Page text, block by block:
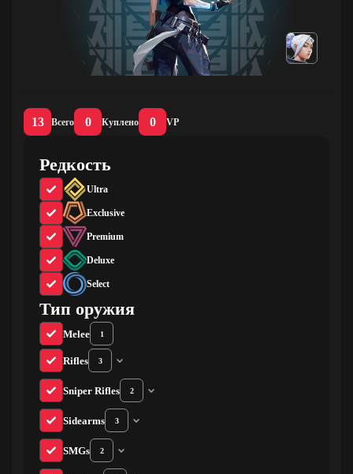
13 Всего 0 Куплено 0 VP
Редкость
Ultra
Exclusive
Premium
Deluxe
Select
Тип оружия
Melee 1
Rifles 3
Sniper Rifles 2
Sidearms 3
SMGs 2